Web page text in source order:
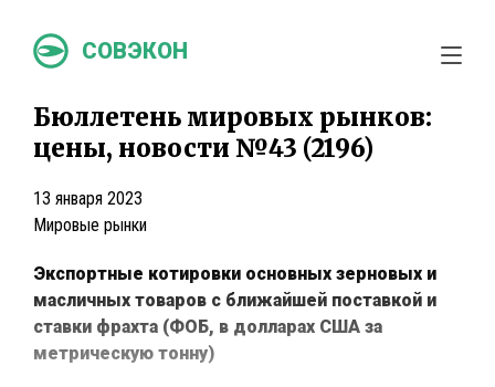
СОВЭКОН
Бюллетень мировых рынков:
цены, новости №43 (2196)
13 января 2023
Мировые рынки
Экспортные котировки основных зерновых и
масличных товаров с ближайшей поставкой и
ставки фрахта (ФОБ, в долларах США за
метрическую тонну)